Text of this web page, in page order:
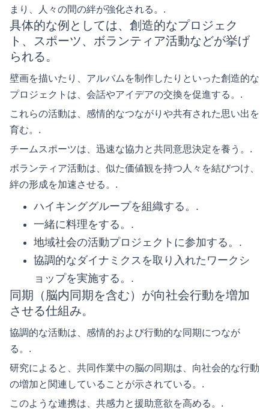
まり、人々の間の絆が強化される。.
具体的な例としては、創造的なプロジェク
ト、スポーツ、ボランティア活動などが挙げ
られる。
壁画を描いたり、アルバムを制作したりといった創造的な
プロジェクトは、会話やアイデアの交換を促進する。.
これらの活動は、感情的なつながりや共有された思い出を
育む。.
チームスポーツは、迅速な協力と共同意思決定を養う。.
ボランティア活動は、似た価値観を持つ人々を結びつけ、
絆の形成を加速させる。.
ハイキンググループを組織する。.
一緒に料理をする。.
地域社会の活動プロジェクトに参加する。.
協調的なダイナミクスを取り入れたワークシ
ョップを実施する。.
同期（脳内同期を含む）が向社会行動を増加
させる仕組み。
協調的な活動は、感情的および行動的な同期につなが
る。.
研究によると、共同作業中の脳の同期は、向社会的な行動
の増加と関連していることが示されている。.
このような連携は、共感力と援助意欲を高める。.